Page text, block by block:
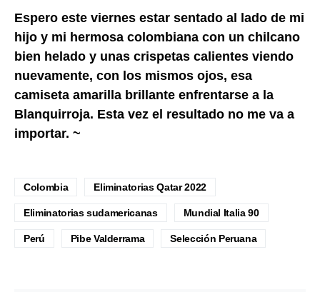
Espero este viernes estar sentado al lado de mi
hijo y mi hermosa colombiana con un chilcano
bien helado y unas crispetas calientes viendo
nuevamente, con los mismos ojos, esa
camiseta amarilla brillante enfrentarse a la
Blanquirroja. Esta vez el resultado no me va a
importar. ~
Colombia Eliminatorias Qatar 2022
Eliminatorias sudamericanas Mundial Italia 90
Perú Pibe Valderrama Selección Peruana